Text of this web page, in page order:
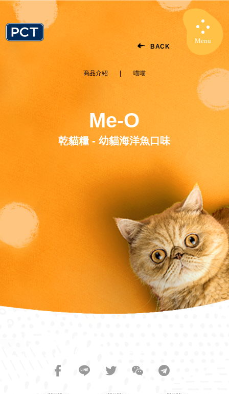
MenuClose
BACK
商品介紹 喵喵
Me-O
乾貓糧 - 幼貓海洋魚口味